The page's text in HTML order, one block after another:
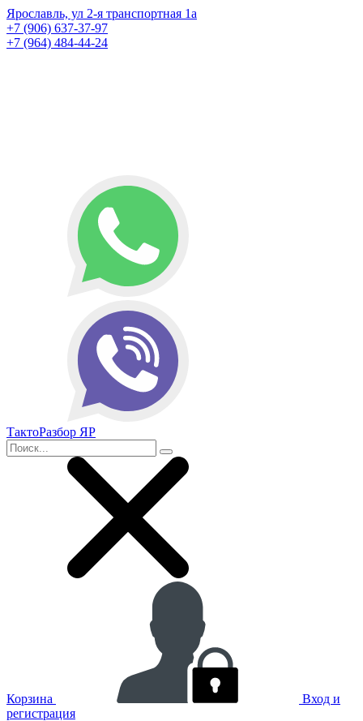
Ярославль, ул 2-я транспортная 1а
+7 (906) 637-37-97
+7 (964) 484-44-24
ТактоРазбор ЯР
Корзина
Вход и
регистрация